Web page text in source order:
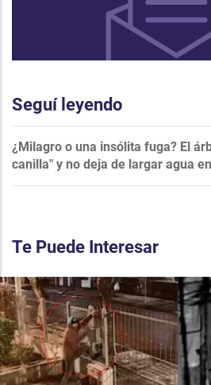
Seguí leyendo
¿Milagro o una insólita fuga? El
canilla" y no deja de largar agua
Te Puede Interesar